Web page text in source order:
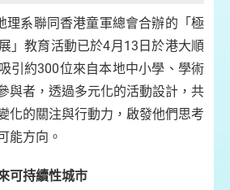
理系聯同香港童軍總會合辦的「極
」教育活動已於4月13日於港大順
引約300位來自本地中小學、學術
與者，透過多元化的活動設計，共
化的關注與行動力，啟發他們思考
能方向。
可持續性城市